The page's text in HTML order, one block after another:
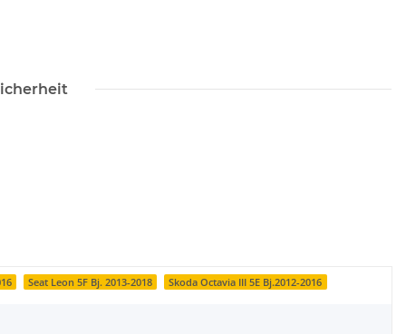
Seat Leon 5F Bj. 2013-2018 Skoda Octavia III 5E Bj.2012-2016